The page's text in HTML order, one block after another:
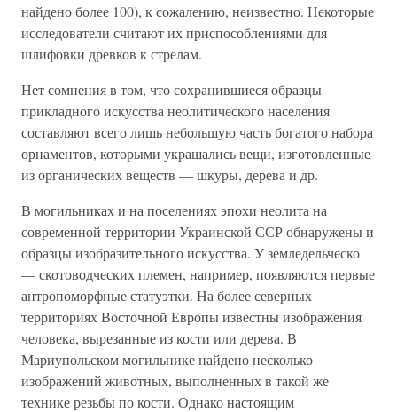
найдено более 100), к сожалению, неизвестно. Некоторые
исследователи считают их приспособлениями для
шлифовки древков к стрелам.
Нет сомнения в том, что сохранившиеся образцы
прикладного искусства неолитического населения
составляют всего лишь небольшую часть богатого набора
орнаментов, которыми украшались вещи, изготовленные
из органических веществ — шкуры, дерева и др.
В могильниках и на поселениях эпохи неолита на
современной территории Украинской ССР обнаружены и
образцы изобразительного искусства. У земледельческо
— скотоводческих племен, например, появляются первые
антропоморфные статуэтки. На более северных
территориях Восточной Европы известны изображения
человека, вырезанные из кости или дерева. В
Мариупольском могильнике найдено несколько
изображений животных, выполненных в такой же
технике резьбы по кости. Однако настоящим